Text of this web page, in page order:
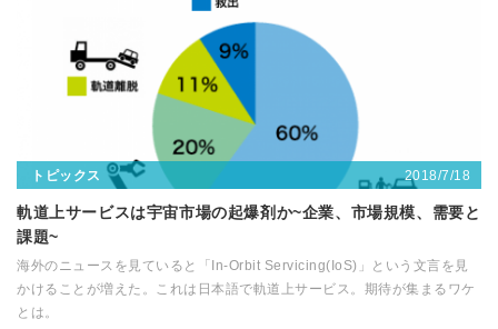
トピックス 2018/7/18
軌道上サービスは宇宙市場の起爆剤か~企業、市場規模、需要と
課題~
海外のニュースを見ていると「In-Orbit Servicing(IoS)」という文言を見
かけることが増えた。これは日本語で軌道上サービス。期待が集まるワケ
とは。